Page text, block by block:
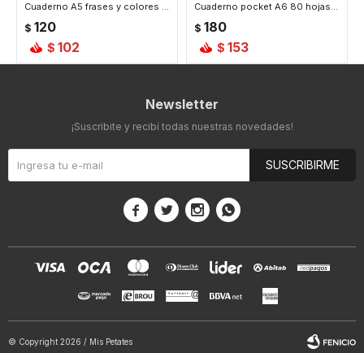
Cuaderno A5 frases y colores - Celeste
$ 120
$ 102
Cuaderno pocket A6 80 hojas - Celeste
$ 180
$ 153
Newsletter
¡Suscribite y recibí todas nuestras novedades!
SUSCRIBIRME
   
© Copyright 2026 / Mis Petates